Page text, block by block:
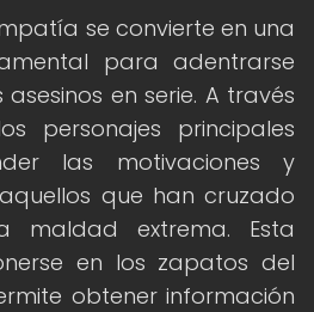
se convierte en una
para adentrarse
en serie. A través
personajes principales
las motivaciones y
que han cruzado
extrema. Esta
en los zapatos del
obtener información